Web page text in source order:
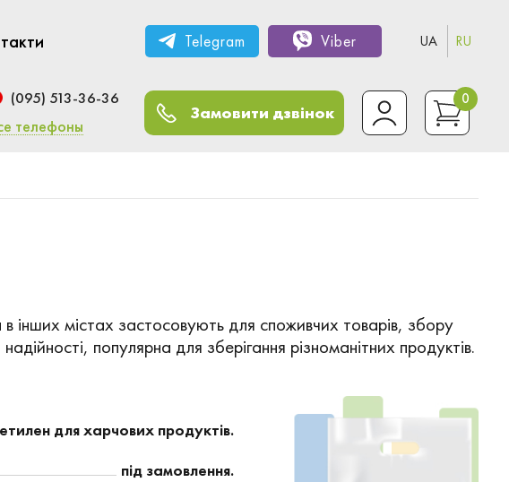
Telegram Viber UA RU
(095) 513-36-36
телефоны
Замовити дзвінок
0
в інших містах застосовують для споживчих товарів, збору
популярна для зберігання різноманітних продуктів.
для харчових продуктів.
під замовлення.